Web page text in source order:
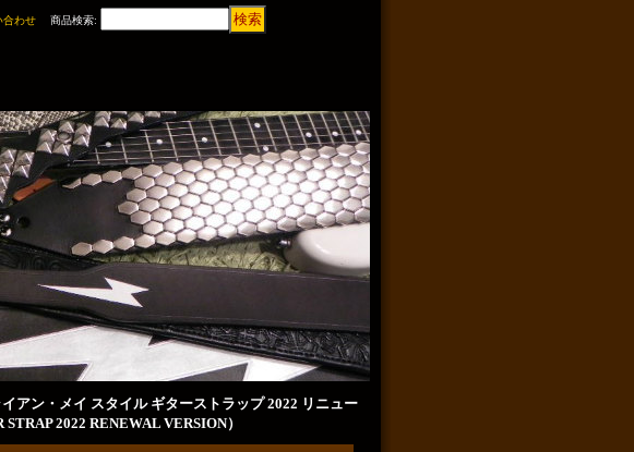
合わせ 商品検索:
イアン・メイ スタイル ギターストラップ 2022 リニュー
2022 RENEWAL VERSION）